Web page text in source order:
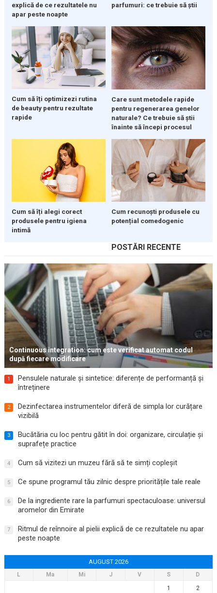
explică de ce rezultatele nu
apar peste noapte
parfumuri: ce trebuie să știi
Cum să îți optimizezi rutina
de beauty pentru rezultate
rapide
Care sunt metodele rapide
pentru regenerarea genelor
naturale? Ce trebuie să știi
înainte să începi procesul
Cum să îți alegi corect
produsele pentru igiena
intimă
Cum recunoști produsele cu
potențial comedogenic
POSTĂRI RECENTE
Continuous integration: cum este verificat automat codul
după fiecare modificare
1
Pensulele naturale și sintetice: diferențe de performanță și
întreținere
2
Dezinfectarea instrumentelor diferă de simpla lor curățare
vizibilă
3
Bucătăria cu loc pentru gătit în doi: organizare, circulație și
suprafețe practice
4 Cum să vizitezi un muzeu fără să te simți copleșit
5 Ce spune programul tău zilnic despre prioritățile tale reale
6
De la ingrediente rare la parfumuri spectaculoase: universul
aromelor din Emirate
7
Ritmul de reînnoire al pielii explică de ce rezultatele nu apar
peste noapte
AUGUST 2026
L Ma Mi J V S
D
1
2